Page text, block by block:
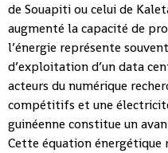
de Souapiti ou celui de
augmenté la capacité de
l’énergie représente
d’exploitation d’un data
acteurs du numérique
compétitifs et une
guinéenne constitue un
Cette équation énergétique